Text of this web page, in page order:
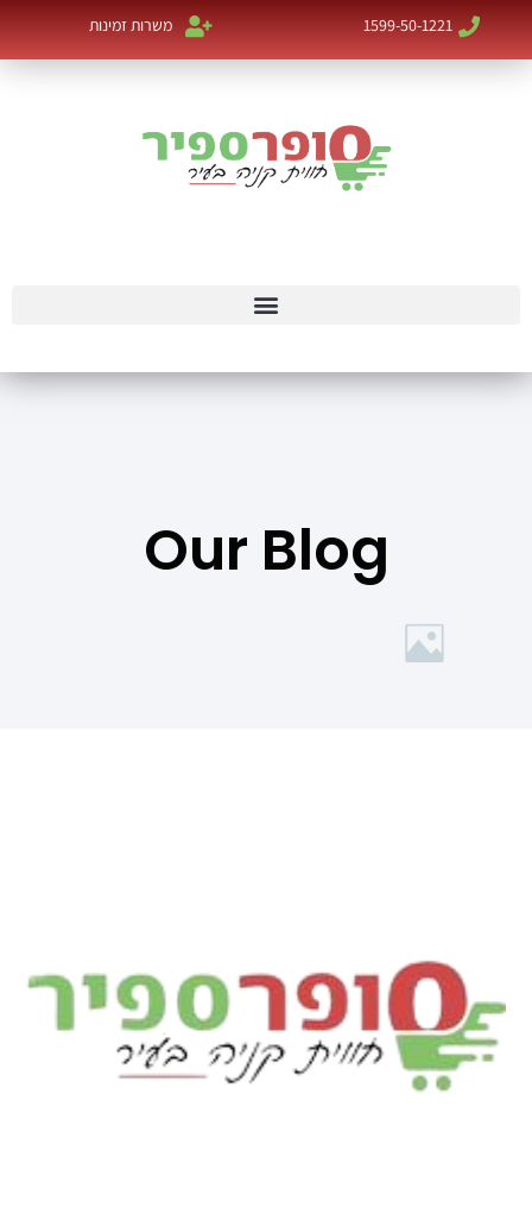
1599-50-1221 משרות זמינות
Our Blog